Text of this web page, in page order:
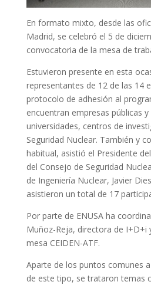
En formato mixto, desde las
Madrid, se celebró el 5 de
convocatoria de la mesa de
Estuvieron presente en esta
representantes de 12 de las 14
protocolo de adhesión al
encuentran empresas públicas y
universidades, centros de
Seguridad Nuclear. También y
habitual, asistió el Presidente
del Consejo de Seguridad
de Ingeniería Nuclear, Javier
asistieron un total de 17
Por parte de ENUSA ha
Muñoz-Reja, directora de I+D+i
mesa CEIDEN-ATF.
Aparte de los puntos comunes
de este tipo, se trataron temas